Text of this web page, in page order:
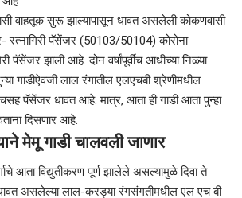
वाहतूक सुरू झाल्यापासून धावत असलेली कोकणवासी
रत्नागिरी पॅसेंजर (50103/50104) कोरोना
पॅसेंजर झाली आहे. दोन वर्षांपूर्वीच आधीच्या निळ्या
गाडीऐवजी लाल रंगातील एलएचबी श्रेणीमधील
पॅसेंजर धावत आहे. मात्र, आता ही गाडी आता पुन्हा
दिसणार आहे.
मेमू गाडी चालवली जाणार
आता विद्युतीकरण पूर्ण झालेले असल्यामुळे दिवा ते
धावत असलेल्या लाल-करड्या रंगसंगतीमधील एल एच बी